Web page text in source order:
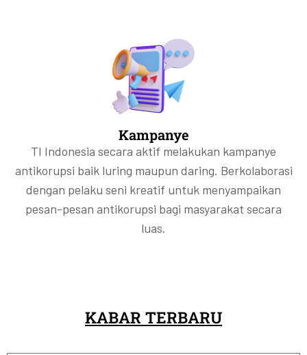
Kampanye
TI Indonesia secara aktif melakukan kampanye
antikorupsi baik luring maupun daring. Berkolaborasi
dengan pelaku seni kreatif untuk menyampaikan
pesan-pesan antikorupsi bagi masyarakat secara
luas.
KABAR TERBARU